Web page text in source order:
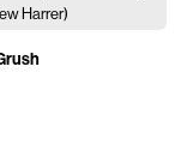
Harrer)